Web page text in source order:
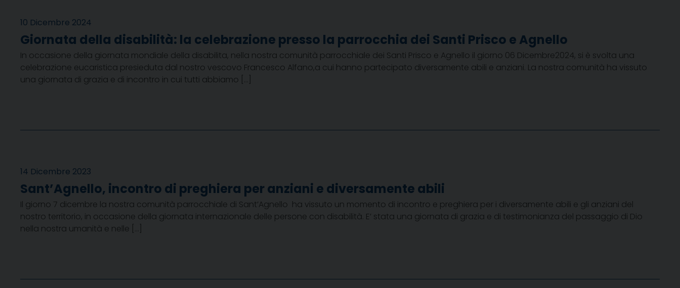
10 Dicembre 2024
Giornata della disabilità: la celebrazione presso la parrocchia dei Santi Prisco e Agnello
In occasione della giornata mondiale della disabilita, nella nostra comunità parrocchiale dei Santi Prisco e Agnello il giorno 06 Dicembre2024, si è svolta una
celebrazione eucaristica presieduta dal nostro vescovo Francesco Alfano,a cui hanno partecipato diversamente abili e anziani. La nostra comunità ha vissuto
una giornata di grazia e di incontro in cui tutti abbiamo […]
14 Dicembre 2023
Sant’Agnello, incontro di preghiera per anziani e diversamente abili
Il giorno 7 dicembre la nostra comunità parrocchiale di Sant’Agnello ha vissuto un momento di incontro e preghiera per i diversamente abili e gli anziani del
nostro territorio, in occasione della giornata internazionale delle persone con disabilità. E’ stata una giornata di grazia e di testimonianza del passaggio di Dio
nella nostra umanità e nelle […]